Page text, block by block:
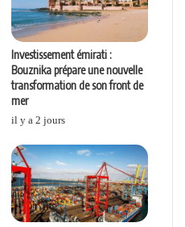
Investissement émirati :
Bouznika prépare une nouvelle
transformation de son front de
mer
il y a 2 jours